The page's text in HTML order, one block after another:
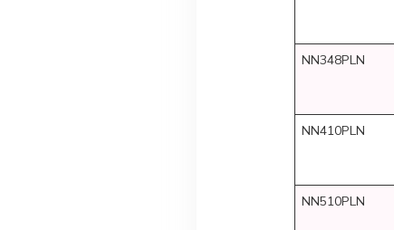
NN348PLN
NN410PLN
NN510PLN